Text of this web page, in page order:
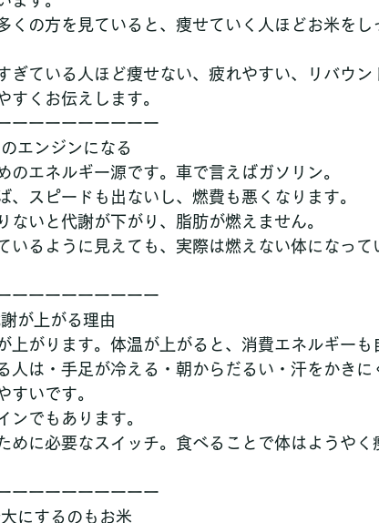
くの方を見ていると、痩せていく人ほどお米をし
ぎている人ほど痩せない、疲れやすい、リバウン
すくお伝えします。
ーーーーーーーーー
エンジンになる
のエネルギー源です。車で言えばガソリン。
、スピードも出ないし、燃費も悪くなります。
ないと代謝が下がり、脂肪が燃えません。
いるように見えても、実際は燃えない体になって
ーーーーーーーーー
が上がる理由
上がります。体温が上がると、消費エネルギーも
人は・手足が冷える・朝からだるい・汗をかきに
すいです。
ンでもあります。
めに必要なスイッチ。食べることで体はようやく
ーーーーーーーーー
にするのもお米